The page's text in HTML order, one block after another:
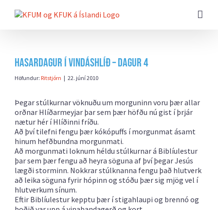
beint
Hasardagur í Vindáshlíð – Dagur 4
Höfundur: Ritstjórn | 22. júní 2010
Þegar stúlkurnar vöknuðu um morguninn voru þær allar
orðnar Hlíðarmeyjar þar sem þær höfðu nú gist í þrjár
nætur hér í Hlíðinni fríðu.
Að því tilefni fengu þær kókópuffs í morgunmat ásamt
hinum hefðbundna morgunmati.
Að morgunmati loknum héldu stúlkurnar á Biblíulestur
þar sem þær fengu að heyra söguna af því þegar Jesús
lægði storminn. Nokkrar stúlknanna fengu það hlutverk
að leika söguna fyrir hópinn og stóðu þær sig mjög vel í
hlutverkum sínum.
Eftir Biblíulestur kepptu þær í stigahlaupi og brennó og